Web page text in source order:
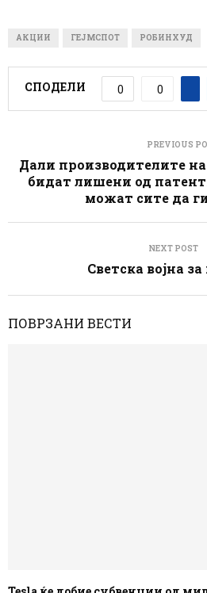
АКЦИИ ГЕЈМСПОТ РОБИНХУД
СПОДЕЛИ 0 0
PREVIOUS
Дали производителите
бидат лишени од
можат сите да
NEXT POST
Светска војна
ПОВРЗАНИ ВЕСТИ